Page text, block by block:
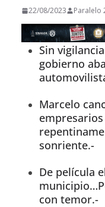
22/08/2023 Paralelo
Sin
gobierno
Marcelo
sonriente.-
De película
con temor.-